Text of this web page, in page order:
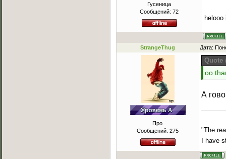
Гусеница
Сообщений: 72
helooo
StrangeThug Дата:
Про
Сообщений: 275
Quote
oo
А
"The
I have